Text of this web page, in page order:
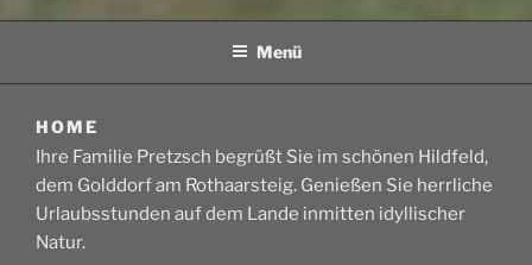
Menü
HOME
Ihre Familie Pretzsch begrüßt Sie im schönen Hildfeld,
dem Golddorf am Rothaarsteig. Genießen Sie herrliche
Urlaubsstunden auf dem Lande inmitten idyllischer
Natur.